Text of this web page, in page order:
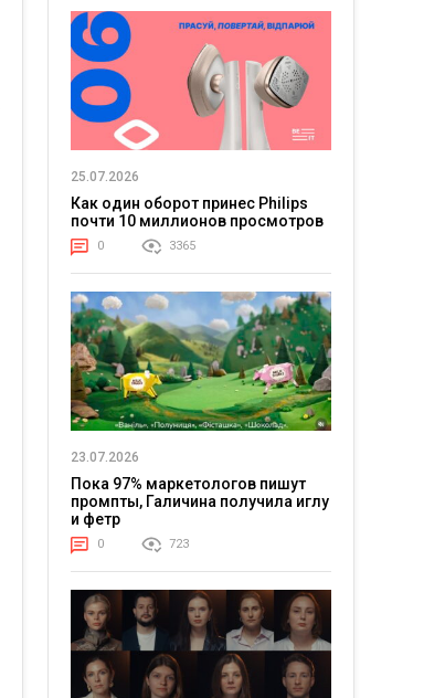
25.07.2026
Как один оборот принес Philips
почти 10 миллионов просмотров
0 3365
23.07.2026
Пока 97% маркетологов пишут
промпты, Галичина получила иглу
и фетр
0 723